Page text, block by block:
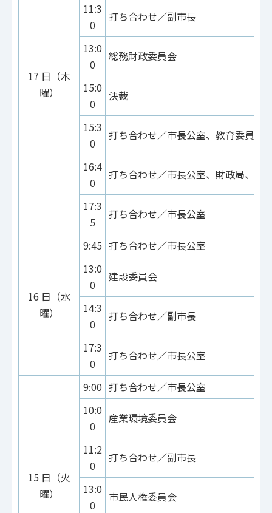
17 日（木
曜）
11:3
0
打ち合わせ／副市長
13:0
0
総務財政委員会
15:0
0
決裁
15:3
0
打ち合わせ／市長公室、教育委員会
16:4
0
打ち合わせ／市長公室、財政局、健
17:3
5
打ち合わせ／市長公室
16 日（水
曜）
9:45 打ち合わせ／市長公室
13:0
0
建設委員会
14:3
0
打ち合わせ／副市長
17:3
0
打ち合わせ／市長公室
15 日（火
曜）
9:00 打ち合わせ／市長公室
10:0
0
産業環境委員会
11:2
0
打ち合わせ／副市長
13:0
0
市民人権委員会